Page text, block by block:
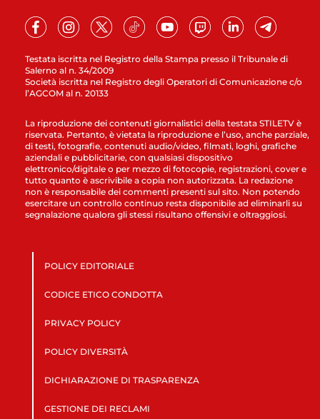
Testata iscritta nel Registro della Stampa presso il Tribunale di
Salerno al n. 34/2009
Società iscritta nel Registro degli Operatori di Comunicazione c/o
l’AGCOM al n. 20133
La riproduzione dei contenuti giornalistici della testata STILETV è
riservata. Pertanto, è vietata la riproduzione e l’uso, anche parziale,
di testi, fotografie, contenuti audio/video, filmati, loghi, grafiche
aziendali e pubblicitarie, con qualsiasi dispositivo
elettronico/digitale o per mezzo di fotocopie, registrazioni, cover e
tutto quanto è ascrivibile a copia non autorizzata. La redazione
non è responsabile dei commenti presenti sul sito. Non potendo
esercitare un controllo continuo resta disponibile ad eliminarli su
segnalazione qualora gli stessi risultano offensivi e oltraggiosi.
POLICY EDITORIALE
CODICE ETICO CONDOTTA
PRIVACY POLICY
POLICY DIVERSITÀ
DICHIARAZIONE DI TRASPARENZA
GESTIONE DEI RECLAMI